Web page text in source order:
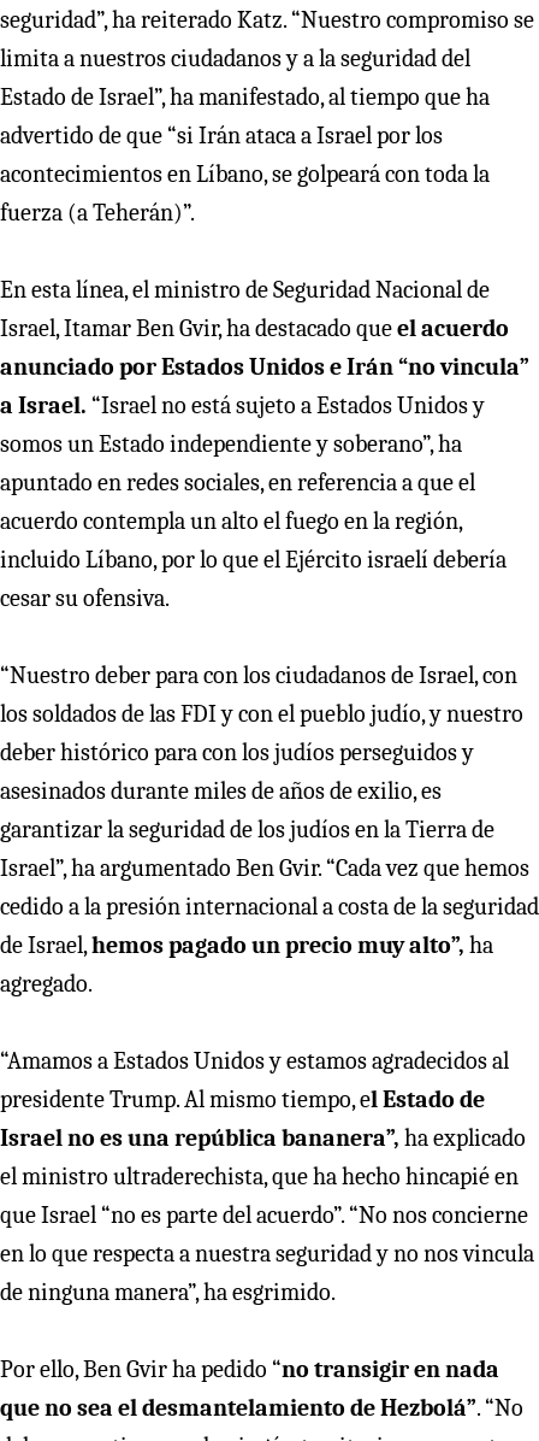
seguridad”, ha reiterado Katz. “Nuestro compromiso se
limita a nuestros ciudadanos y a la seguridad del
Estado de Israel”, ha manifestado, al tiempo que ha
advertido de que “si Irán ataca a Israel por los
acontecimientos en Líbano, se golpeará con toda la
fuerza (a Teherán)”.
En esta línea, el ministro de Seguridad Nacional de
Israel, Itamar Ben Gvir, ha destacado queel acuerdo
anunciado por Estados Unidos e Irán “no vincula”
a Israel. “Israel no está sujeto a Estados Unidos y
somos un Estado independiente y soberano”, ha
apuntado en redes sociales, en referencia a que el
acuerdo contempla un alto el fuego en la región,
incluido Líbano, por lo que el Ejército israelí debería
cesar su ofensiva.
“Nuestro deber para con los ciudadanos de Israel, con
los soldados de las FDI y con el pueblo judío, y nuestro
deber histórico para con los judíos perseguidos y
asesinados durante miles de años de exilio, es
garantizar la seguridad de los judíos en la Tierra de
Israel”, ha argumentado Ben Gvir. “Cada vez que hemos
cedido a la presión internacional a costa de la seguridad
de Israel,hemos pagado un precio muy alto”, ha
agregado.
“Amamos a Estados Unidos y estamos agradecidos al
presidente Trump. Al mismo tiempo, el Estado de
Israel no es una república bananera”, ha explicado
el ministro ultraderechista, que ha hecho hincapié en
que Israel “no es parte del acuerdo”. “No nos concierne
en lo que respecta a nuestra seguridad y no nos vincula
de ninguna manera”, ha esgrimido.
Por ello, Ben Gvir ha pedido “no transigir en nada
que no sea el desmantelamiento de Hezbolá”. “No